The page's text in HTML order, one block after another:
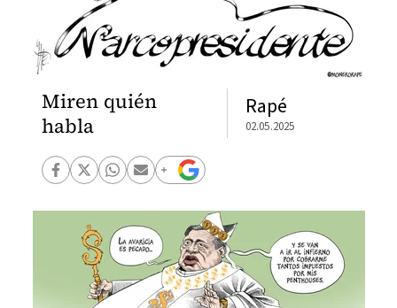
Miren quién
habla
Rapé
02.05.2025